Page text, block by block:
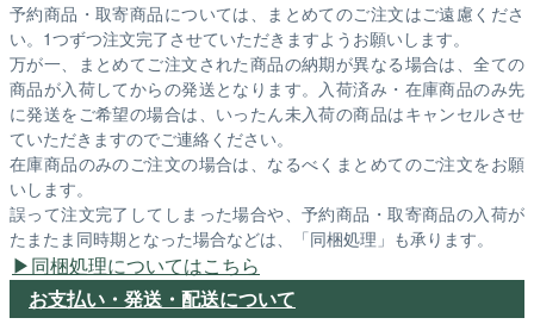
予約商品・取寄商品については、まとめてのご注文はご遠慮くださ
い。1つずつ注文完了させていただきますようお願いします。
万が一、まとめてご注文された商品の納期が異なる場合は、全ての
商品が入荷してからの発送となります。入荷済み・在庫商品のみ先
に発送をご希望の場合は、いったん未入荷の商品はキャンセルさせ
ていただきますのでご連絡ください。
在庫商品のみのご注文の場合は、なるべくまとめてのご注文をお願
いします。
誤って注文完了してしまった場合や、予約商品・取寄商品の入荷が
たまたま同時期となった場合などは、「同梱処理」も承ります。
同梱処理についてはこちら
お支払い・発送・配送について